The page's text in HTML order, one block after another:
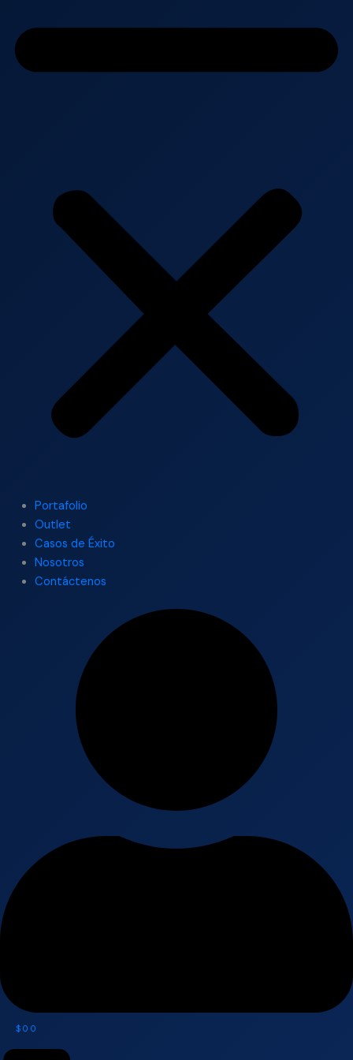
Portafolio
Outlet
Casos de Éxito
Nosotros
Contáctenos
$ 0 0